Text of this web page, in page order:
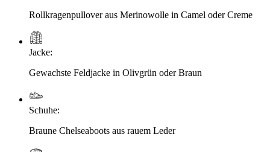
Rollkragenpullover aus Merinowolle in Camel oder Creme
Jacke:
Gewachste Feldjacke in Olivgrün oder Braun
Schuhe:
Braune Chelseaboots aus rauem Leder